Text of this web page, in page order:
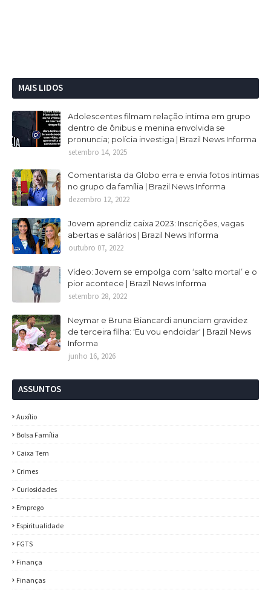
MAIS LIDOS
Adolescentes filmam relação intima em grupo
dentro de ônibus e menina envolvida se
pronuncia; polícia investiga | Brazil News Informa
setembro 14, 2025
Comentarista da Globo erra e envia fotos intimas
no grupo da família | Brazil News Informa
dezembro 12, 2022
Jovem aprendiz caixa 2023: Inscrições, vagas
abertas e salários | Brazil News Informa
outubro 07, 2022
Vídeo: Jovem se empolga com ‘salto mortal’ e o
pior acontece | Brazil News Informa
setembro 28, 2022
Neymar e Bruna Biancardi anunciam gravidez
de terceira filha: 'Eu vou endoidar' | Brazil News
Informa
junho 16, 2026
ASSUNTOS
Auxílio
Bolsa Família
Caixa Tem
Crimes
Curiosidades
Emprego
Espiritualidade
FGTS
Finança
Finanças